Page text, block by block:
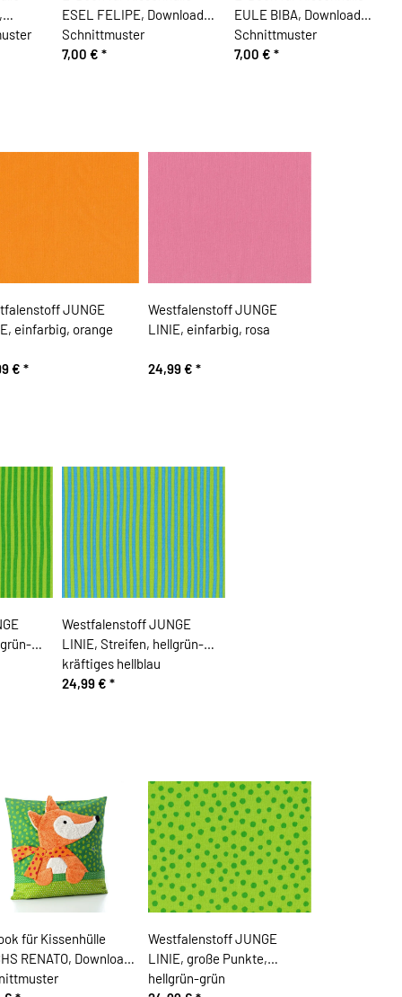
ESEL FELIPE, Download
Schnittmuster
7,00 € *
EULE BIBA, Download
Schnittmuster
7,00 € *
JUNGE
einfarbig, orange
€ *
Westfalenstoff JUNGE
LINIE, einfarbig, rosa
24,99 € *
Westfalenstoff JUNGE
LINIE, Streifen, hellgrün-
kräftiges hellblau
24,99 € *
für Kissenhülle
RENATO, Download
Westfalenstoff JUNGE
LINIE, große Punkte,
hellgrün-grün